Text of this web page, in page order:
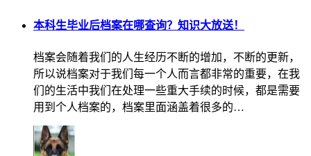
本科生毕业后档案在哪查询？知识大放送！
档案会随着我们的人生经历不断的增加，不断的更新，
所以说档案对于我们每一个人而言都非常的重要，在我
们的生活中我们在处理一些重大手续的时候，都是需要
用到个人档案的，档案里面涵盖着很多的…